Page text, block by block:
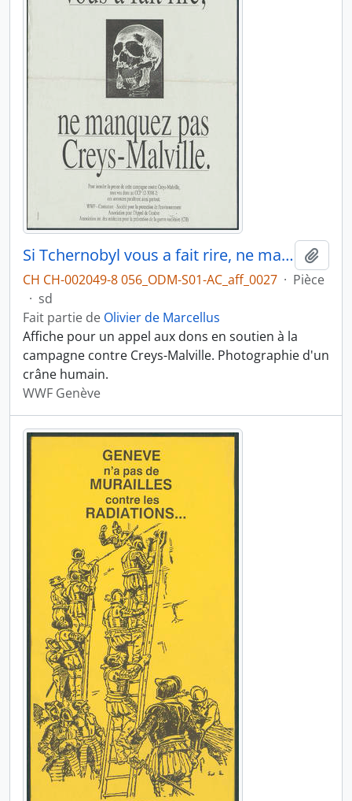
Si Tchernobyl vous a fait rire, ne manquez pas Creys-Malville
CH CH-002049-8 056_ODM-S01-AC_aff_0027 · Pièce
· sd
Fait partie de Olivier de Marcellus
Affiche pour un appel aux dons en soutien à la
campagne contre Creys-Malville. Photographie d'un
crâne humain.
WWF Genève